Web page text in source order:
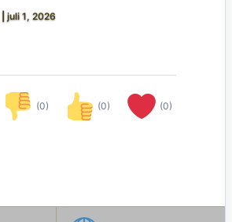
juli 1, 2026
(0) (0) (0)